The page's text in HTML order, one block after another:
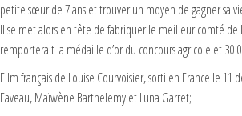
petite sœur de 7 ans et trouver un moyen de gagner sa
Il se met alors en tête de fabriquer le meilleur comté de
remporterait la médaille d’or du concours agricole et 30
Film français de Louise Courvoisier, sorti en France le 11
Faveau, Maïwène Barthelemy et Luna Garret;